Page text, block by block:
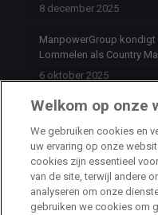
8 december 2025
ManpowerGroup kondigt
Lommelen als Country
6 oktober 2025
HR Consultant Sint-
Sint-Niklaas Full Time
Welkom op onze
We gebruiken cookies en
uw ervaring op onze
cookies zijn essentieel
van de site, terwijl andere
analyseren om onze
gebruiken we cookies om